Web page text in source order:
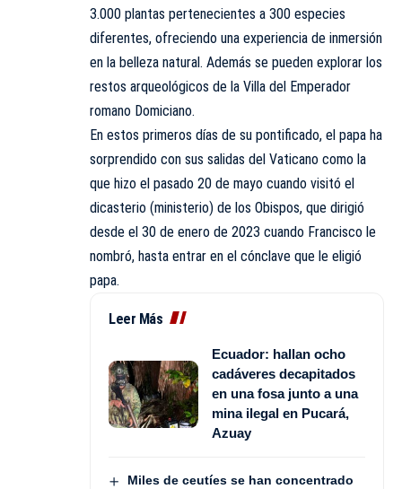
3.000 plantas pertenecientes a 300 especies
diferentes, ofreciendo una experiencia de inmersión
en la belleza natural. Además se pueden explorar los
restos arqueológicos de la Villa del Emperador
romano Domiciano.
En estos primeros días de su pontificado, el papa ha
sorprendido con sus salidas del Vaticano como la
que hizo el pasado 20 de mayo cuando visitó el
dicasterio (ministerio) de los Obispos, que dirigió
desde el 30 de enero de 2023 cuando Francisco le
nombró, hasta entrar en el cónclave que le eligió
papa.
Leer Más
Ecuador: hallan ocho
cadáveres decapitados
en una fosa junto a una
mina ilegal en Pucará,
Azuay
Miles de ceutíes se han concentrado